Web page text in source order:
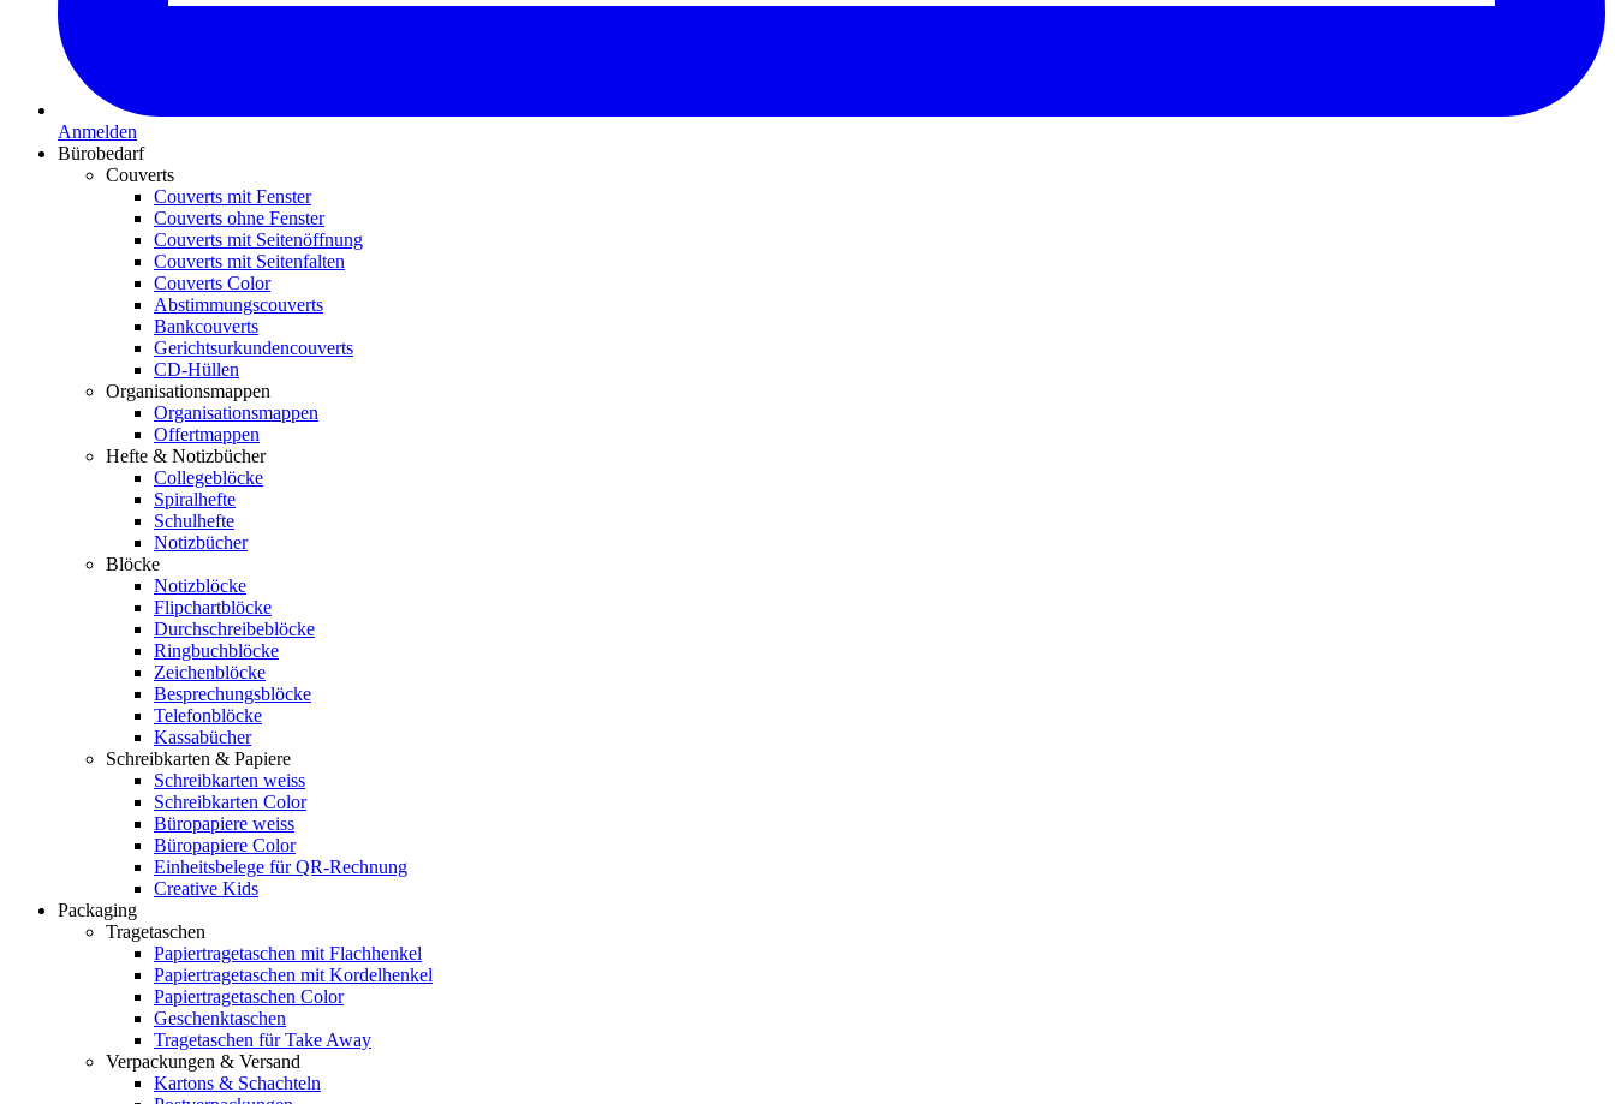
Anmelden
Bürobedarf
Couverts
Couverts mit Fenster
Couverts ohne Fenster
Couverts mit Seitenöffnung
Couverts mit Seitenfalten
Couverts Color
Abstimmungscouverts
Bankcouverts
Gerichtsurkundencouverts
CD-Hüllen
Organisationsmappen
Organisationsmappen
Offertmappen
Hefte & Notizbücher
Collegeblöcke
Spiralhefte
Schulhefte
Notizbücher
Blöcke
Notizblöcke
Flipchartblöcke
Durchschreibeblöcke
Ringbuchblöcke
Zeichenblöcke
Besprechungsblöcke
Telefonblöcke
Kassabücher
Schreibkarten & Papiere
Schreibkarten weiss
Schreibkarten Color
Büropapiere weiss
Büropapiere Color
Einheitsbelege für QR-Rechnung
Creative Kids
Packaging
Tragetaschen
Papiertragetaschen mit Flachhenkel
Papiertragetaschen mit Kordelhenkel
Papiertragetaschen Color
Geschenktaschen
Tragetaschen für Take Away
Verpackungen & Versand
Kartons & Schachteln